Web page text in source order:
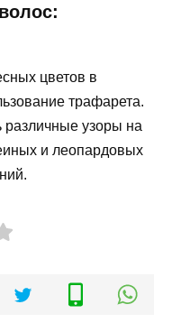
цветов в
трафарета.
узоры на
и леопардовых